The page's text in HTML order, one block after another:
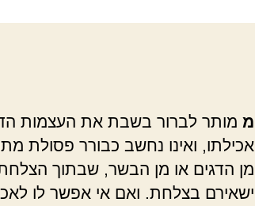
מ מותר לברור בשבת את העצמות
אכילתו, ואינו נחשב כבורר פסולת
מן הדגים או מן הבשר, שבתוך
ישאירם בצלחת. ואם אי אפשר לו